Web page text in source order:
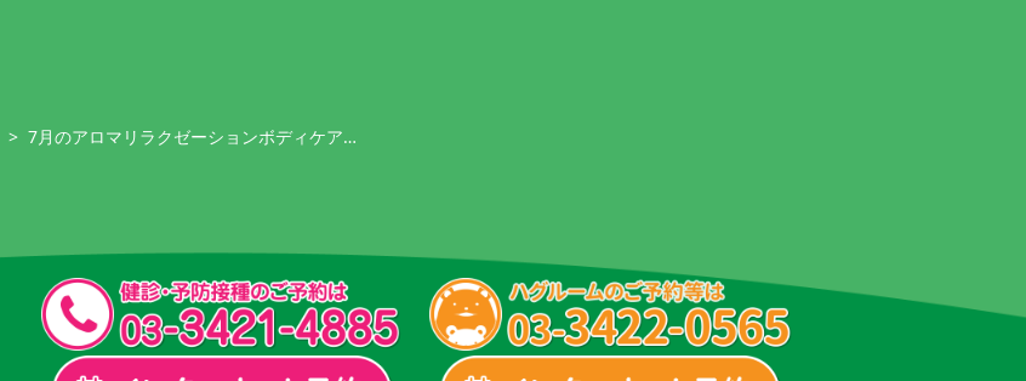
> 7月のアロマリラクゼーションボディケア…